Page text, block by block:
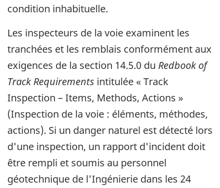
condition inhabituelle.
Les inspecteurs de la voie examinent les
tranchées et les remblais conformément aux
exigences de la section 14.5.0 du Redbook of
Track Requirements intitulée « Track
Inspection – Items, Methods, Actions »
(Inspection de la voie : éléments, méthodes,
actions). Si un danger naturel est détecté lors
d'une inspection, un rapport d'incident doit
être rempli et soumis au personnel
géotechnique de l'Ingénierie dans les 24